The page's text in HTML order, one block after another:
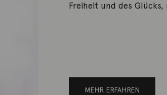
Freiheit und des
MEHR ERFAHREN